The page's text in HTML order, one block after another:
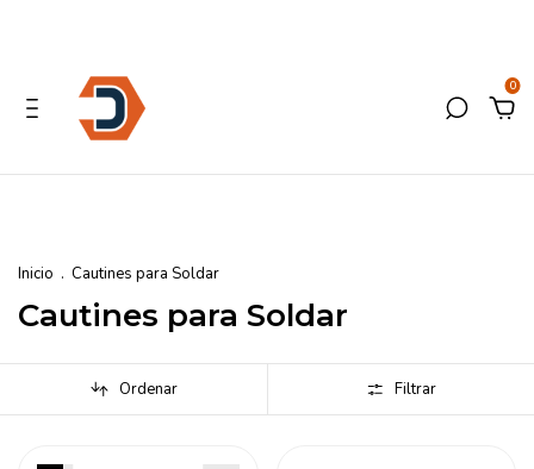
0
Inicio . Cautines para Soldar
Cautines para Soldar
Ordenar Filtrar